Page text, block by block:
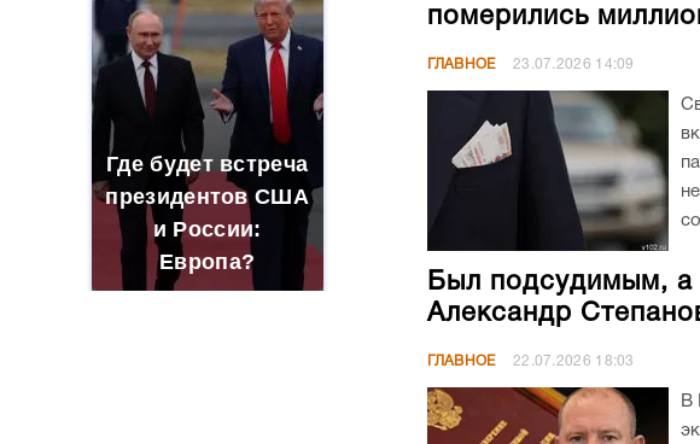
Где будет встреча
президентов США
и России:
Европа?
померились
ГЛАВНОЕ 23.07.2026 14:09
Был подсудимым, а
Александр
ГЛАВНОЕ 22.07.2026 18:03
В